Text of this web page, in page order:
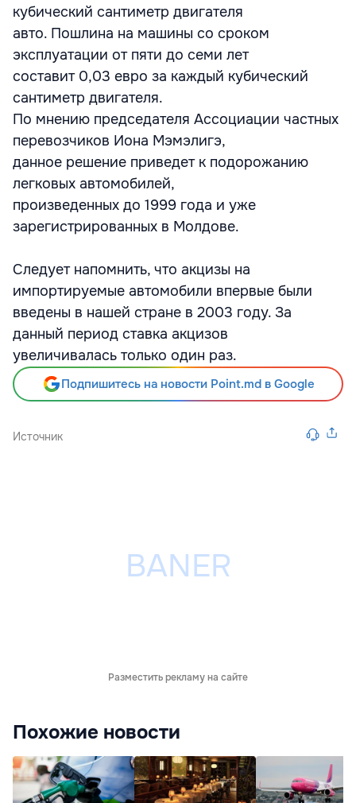
кубический сантиметр двигателя
авто. Пошлина на машины со сроком
эксплуатации от пяти до семи лет
составит 0,03 евро за каждый кубический
сантиметр двигателя.
По мнению председателя Ассоциации частных
перевозчиков Иона Мэмэлигэ,
данное решение приведет к подорожанию
легковых автомобилей,
произведенных до 1999 года и уже
зарегистрированных в Молдове.
Следует напомнить, что акцизы на
импортируемые автомобили впервые были
введены в нашей стране в 2003 году. За
данный период ставка акцизов
увеличивалась только один раз.
Подпишитесь на новости Point.md в Google
Источник
Разместить рекламу на сайте
Похожие новости